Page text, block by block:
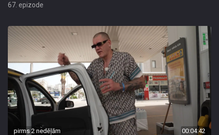
67. epizode
pirms 2 nedēļām 00:04:42